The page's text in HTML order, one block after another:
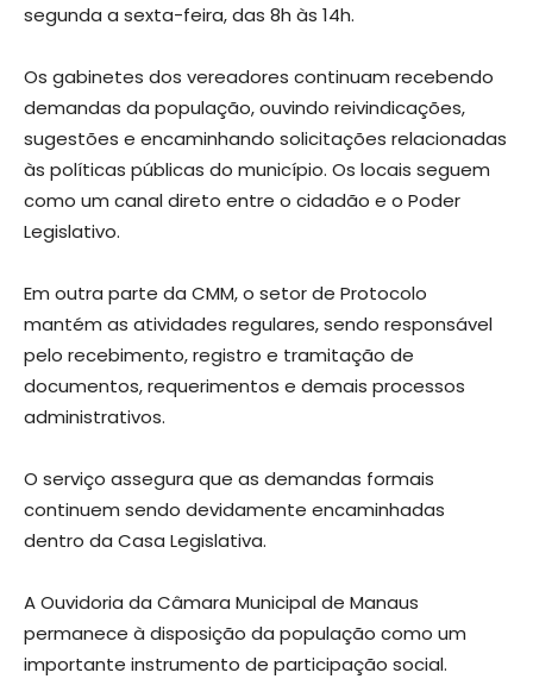
segunda a sexta-feira, das 8h às 14h.
Os gabinetes dos vereadores continuam recebendo
demandas da população, ouvindo reivindicações,
sugestões e encaminhando solicitações relacionadas
às políticas públicas do município. Os locais seguem
como um canal direto entre o cidadão e o Poder
Legislativo.
Em outra parte da CMM, o setor de Protocolo
mantém as atividades regulares, sendo responsável
pelo recebimento, registro e tramitação de
documentos, requerimentos e demais processos
administrativos.
O serviço assegura que as demandas formais
continuem sendo devidamente encaminhadas
dentro da Casa Legislativa.
A Ouvidoria da Câmara Municipal de Manaus
permanece à disposição da população como um
importante instrumento de participação social.